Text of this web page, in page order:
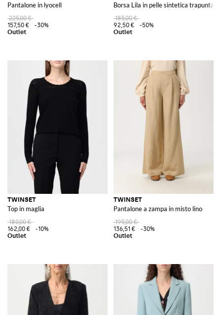
Pantalone in lyocell
225,00 €
157,50 €
-30%
Borsa Lila in pelle sintetica trapuntata
185,00 €
92,50 €
-50%
TWINSET
Top in maglia
180,00 €
162,00 €
-10%
TWINSET
Pantalone a zampa in misto lino
195,00 €
136,51 €
-30%